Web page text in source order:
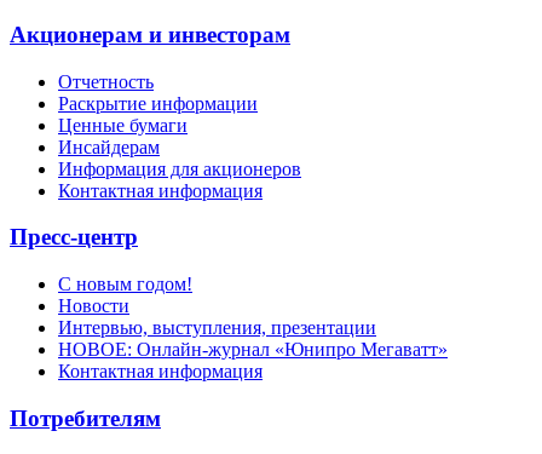
Акционерам и инвесторам
Отчетность
Раскрытие информации
Ценные бумаги
Инсайдерам
Информация для акционеров
Контактная информация
Пресс-центр
С новым годом!
Новости
Интервью, выступления, презентации
НОВОЕ: Онлайн-журнал «Юнипро Мегаватт»
Контактная информация
Потребителям